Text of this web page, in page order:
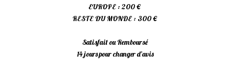
EUROPE : 200 €
RESTE DU MONDE : 300 €
Satisfait ou Remboursé
14 jours pour changer d’avis